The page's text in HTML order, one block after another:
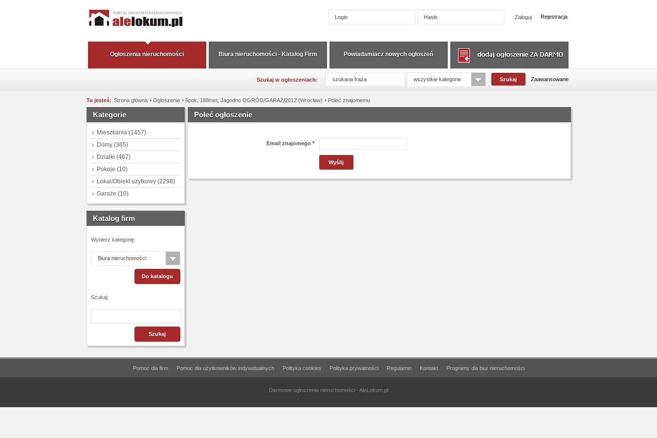
Rejestracja
Szukaj w ogłoszeniach: wszystkie kategorie Zaawansowane
Powiadamiacz nowych ogłoszeń
Biura nieruchomości - Katalog Firm
Ogłoszenia nieruchomości
Tu jesteś: Strona główna Ogłoszenia 6pok, 188met, Jagodno OGRÓD/GARAŻ/2012 (Wrocław) Poleć znajomemu
Kategorie
Mieszkania(1457)
Domy(365)
Działki (467)
Pokoje (10)
Lokal/Obiekt użytkowy(2298)
Garaże (10)
Katalog firm
Wybierz kategorię:
Biura nieruchomości
Szukaj:
Poleć ogłoszenie
Email znajomego *
Pomoc dla firm Pomoc dla użytkowników indywidualnych Polityka cookies Polityka prywatności Regulamin Kontakt Programy dla biur nieruchomości
Darmowe ogłoszenia nieruchomości - AleLokum.pl